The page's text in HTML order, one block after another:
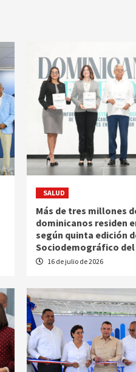
SALUD
Más de tres millones
dominicanos residen
según quinta edición
Sociodemográfico del
16 de julio de 2026